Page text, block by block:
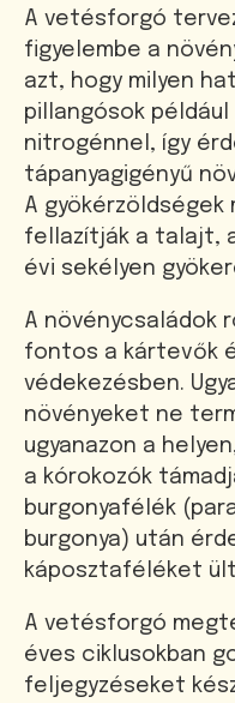
A vetésforgó
figyelembe a
azt, hogy milyen
pillangósok
nitrogénnel, így
tápanyagigényű
A gyökérzöldségek
fellazítják a talajt,
évi sekélyen
A növénycsaládok
fontos a kártevők
védekezésben.
növényeket ne
ugyanazon a
a kórokozók
burgonyafélék
burgonya) után
káposztaféléket
A vetésforgó
éves ciklusokban
feljegyzéseket